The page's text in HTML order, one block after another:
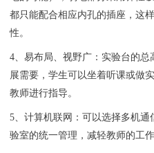
都只能配合相应内孔的插座，这
性。
4、易布局、视野广：实验台的
展需要，学生可以坐着听课或做
教师进行指导。
5、计算机联网：可以选择多机
验室的统一管理，减轻教师的工作